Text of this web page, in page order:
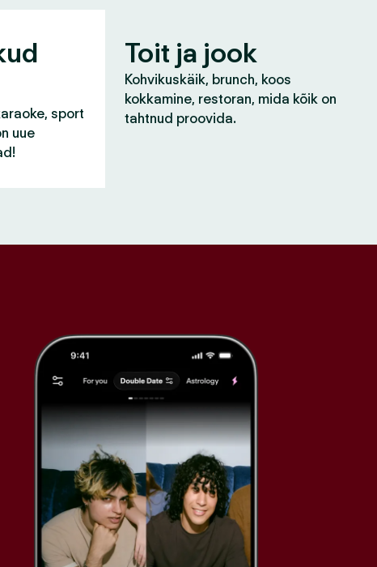
sport
uue
Toit ja jook
Kohvikuskäik, brunch, koos
kokkamine, restoran, mida kõik on
tahtnud proovida.